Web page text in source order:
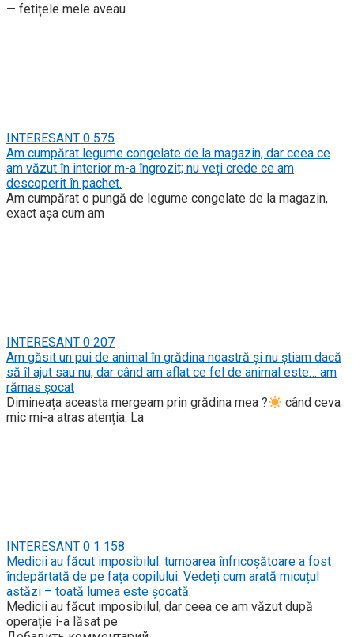
— fetițele mele aveau
INTERESANT 0 575
Am cumpărat legume congelate de la magazin, dar ceea ce
am văzut în interior m-a îngrozit; nu veți crede ce am
descoperit în pachet.
Am cumpărat o pungă de legume congelate de la magazin,
exact așa cum am
INTERESANT 0 207
Am găsit un pui de animal în grădina noastră și nu știam dacă
să îl ajut sau nu, dar când am aflat ce fel de animal este… am
rămas șocat
Dimineața aceasta mergeam prin grădina mea ?
când ceva
mic mi-a atras atenția. La
INTERESANT 0 1 158
Medicii au făcut imposibilul: tumoarea înfricoșătoare a fost
îndepărtată de pe fața copilului. Vedeți cum arată micuțul
astăzi – toată lumea este șocată.
Medicii au făcut imposibilul, dar ceea ce am văzut după
operație i-a lăsat pe